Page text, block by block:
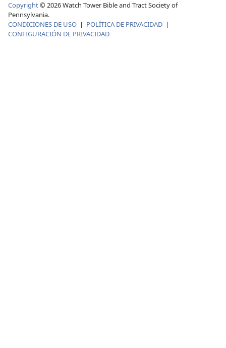
Copyright©2026Watch Tower Bible and Tract Society of
Pennsylvania.
CONDICIONES DE USO | POLÍTICA DE PRIVACIDAD |
CONFIGURACIÓN DE PRIVACIDAD